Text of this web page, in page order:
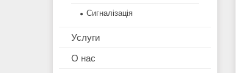
Сигналізація
Услуги
О нас